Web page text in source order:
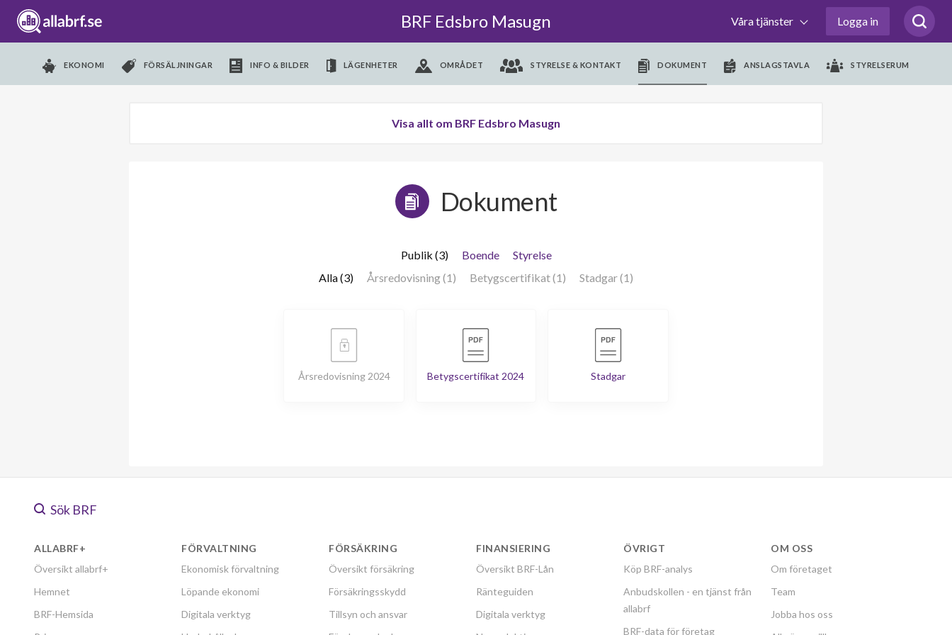
BRF Edsbro Masugn Våra tjänster Logga in
EKONOMI FÖRSÄLJNINGAR INFO & BILDER LÄGENHETER OMRÅDET STYRELSE & KONTAKT DOKUMENT ANSLAGSTAVLA STYRELSERUM
Visa allt om BRF Edsbro Masugn
Dokument
Publik (3) Boende
Styrelse
Alla (3)
Årsredovisning (1) Betygscertifikat (1) Stadgar (1)
Årsredovisning 2024 Betygscertifikat 2024 Stadgar
Sök BRF
ALLABRF+
Översikt allabrf+
Hemnet
BRF-Hemsida
FÖRVALTNING
Ekonomisk förvaltning
Löpande ekonomi
Digitala verktyg
FÖRSÄKRING
Översikt försäkring
Försäkringsskydd
Tillsyn och ansvar
FINANSIERING
Översikt BRF-Lån
Ränteguiden
Digitala verktyg
ÖVRIGT
Köp BRF-analys
Anbudskollen - en tjänst från
allabrf
BRF-data för företag
OM OSS
Om företaget
Team
Jobba hos oss